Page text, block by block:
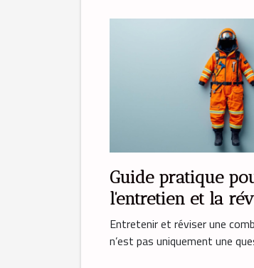
Guide pratique
l'entretien et la
combinaisons de
Entretenir et réviser une
n’est pas uniquement une